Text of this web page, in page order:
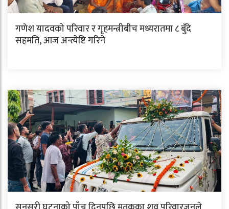
गणेश यादवको परिवार र गृहमन्त्रीबीच मध्यरातमा ८ बुँदे
सहमति, आज अन्त्येष्टि गरिने